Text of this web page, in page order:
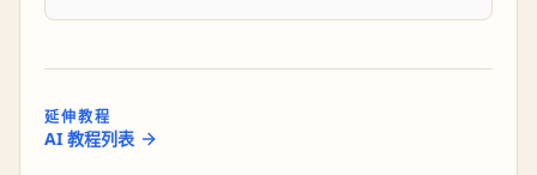
延伸教程
AI 教程列表